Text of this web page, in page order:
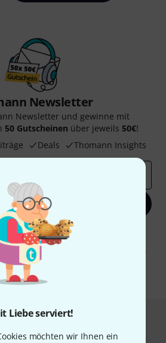
Liebe serviert!
möchten wir Ihnen ein
Newsletter
Newsletter und gewinne mit
50 Gutscheinen über jeweils 50€!
Deals Thomann Insights
Jetzt anmelden
stimmen Sie dem Erhalt von E-Mail-
des E-Mail-Nutzungsverhaltens zu. Die
Weitere Informationen finden Sie in
Datenschutzhinweisen
* Pflichtfeld
bezahlen